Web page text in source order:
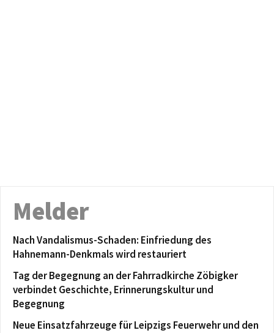
Melder
Nach Vandalismus-Schaden: Einfriedung des
Hahnemann-Denkmals wird restauriert
Tag der Begegnung an der Fahrradkirche Zöbigker
verbindet Geschichte, Erinnerungskultur und
Begegnung
Neue Einsatzfahrzeuge für Leipzigs Feuerwehr und den